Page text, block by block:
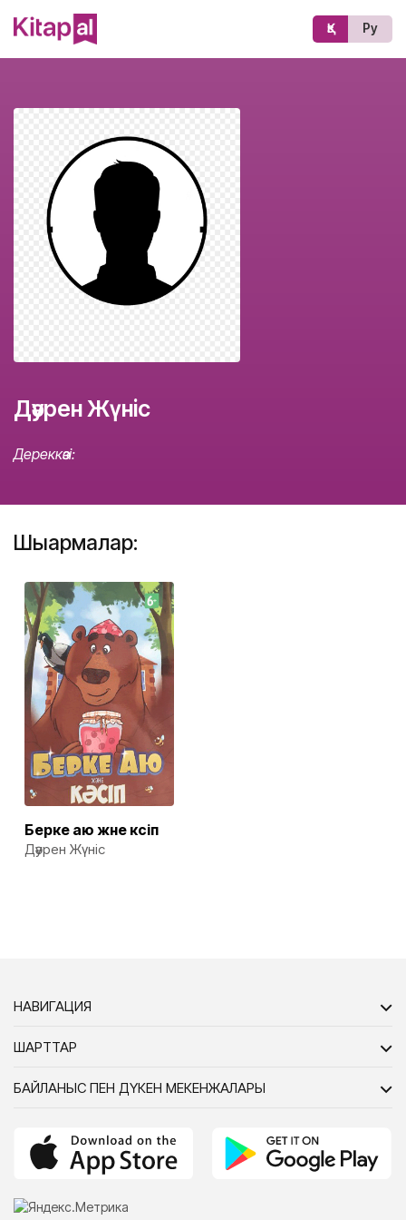
Қз Ру
Дәурен Жүніс
Дереккөзі:
Шығармалар:
Берке аю және кәсіп
Дәурен Жүніс
НАВИГАЦИЯ
ШАРТТАР
БАЙЛАНЫС ПЕН ДҮКЕН МЕКЕНЖАЛАРЫ